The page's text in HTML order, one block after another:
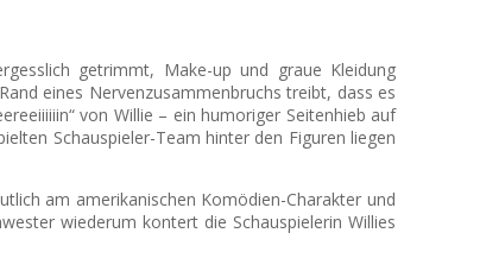
getrimmt, Make-up und graue Kleidung
eines Nervenzusammenbruchs treibt, dass es
von Willie – ein humoriger Seitenhieb auf
Schauspieler-Team hinter den Figuren liegen
am amerikanischen Komödien-Charakter und
wiederum kontert die Schauspielerin Willies